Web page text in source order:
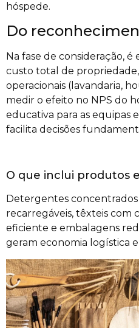
hóspede.
Do
Na fase de consideração,
custo total de
operacionais (lavandaria,
medir o efeito no NPS do
educativa para as equipas
facilita decisões
O que inclui produtos
Detergentes
recarregáveis, têxteis com
eficiente e embalagens
geram economia logística